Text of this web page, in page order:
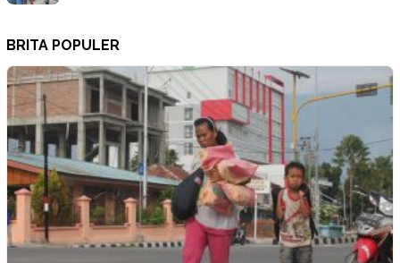
BRITA POPULER